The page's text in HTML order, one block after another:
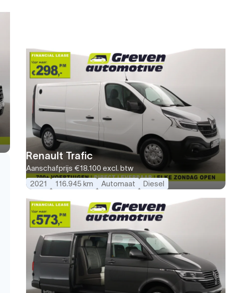
Renault Trafic
Aanschafprijs €18.100 excl. btw
2021
116.945 km Automaat Diesel